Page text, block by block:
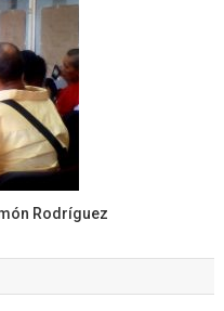
Rodríguez